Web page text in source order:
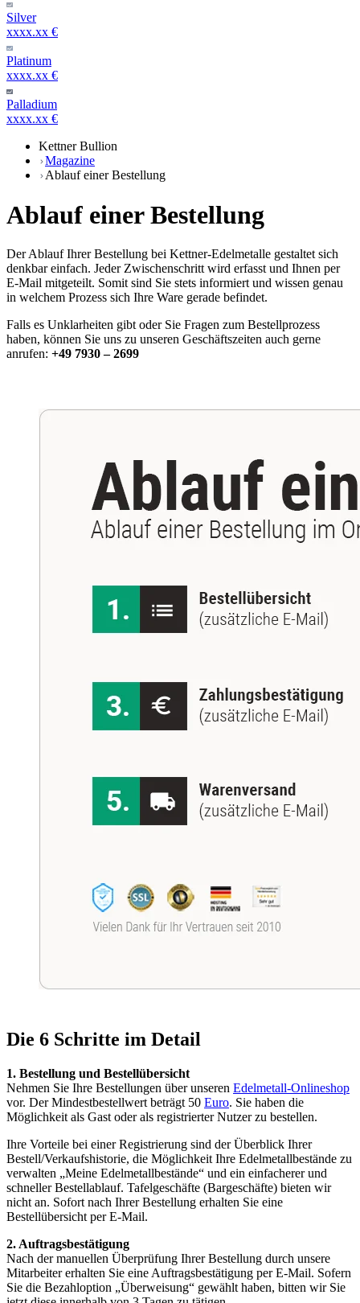
Silver
xxxx.xx €
Platinum
xxxx.xx €
Palladium
xxxx.xx €
Kettner Bullion
Magazine
Ablauf einer Bestellung
Ablauf einer Bestellung
Der Ablauf Ihrer Bestellung bei Kettner-Edelmetalle gestaltet sich
denkbar einfach. Jeder Zwischenschritt wird erfasst und Ihnen per
E-Mail mitgeteilt. Somit sind Sie stets informiert und wissen genau
in welchem Prozess sich Ihre Ware gerade befindet.
Falls es Unklarheiten gibt oder Sie Fragen zum Bestellprozess
haben, können Sie uns zu unseren Geschäftszeiten auch gerne
anrufen: +49 7930 – 2699
Die 6 Schritte im Detail
1. Bestellung und Bestellübersicht
Nehmen Sie Ihre Bestellungen über unseren Edelmetall-Onlineshop
vor. Der Mindestbestellwert beträgt 50 Euro. Sie haben die
Möglichkeit als Gast oder als registrierter Nutzer zu bestellen.
Ihre Vorteile bei einer Registrierung sind der Überblick Ihrer
Bestell/Verkaufshistorie, die Möglichkeit Ihre Edelmetallbestände zu
verwalten „Meine Edelmetallbestände“ und ein einfacherer und
schneller Bestellablauf. Tafelgeschäfte (Bargeschäfte) bieten wir
nicht an. Sofort nach Ihrer Bestellung erhalten Sie eine
Bestellübersicht per E-Mail.
2. Auftragsbestätigung
Nach der manuellen Überprüfung Ihrer Bestellung durch unsere
Mitarbeiter erhalten Sie eine Auftragsbestätigung per E-Mail. Sofern
Sie die Bezahloption „Überweisung“ gewählt haben, bitten wir Sie